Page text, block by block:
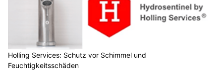
Holling Services: Schutz vor Schimmel und
Feuchtigkeitsschäden